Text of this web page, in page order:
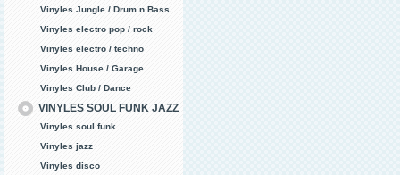
Vinyles Jungle / Drum n Bass
Vinyles electro pop / rock
Vinyles electro / techno
Vinyles House / Garage
Vinyles Club / Dance
VINYLES SOUL FUNK JAZZ
Vinyles soul funk
Vinyles jazz
Vinyles disco